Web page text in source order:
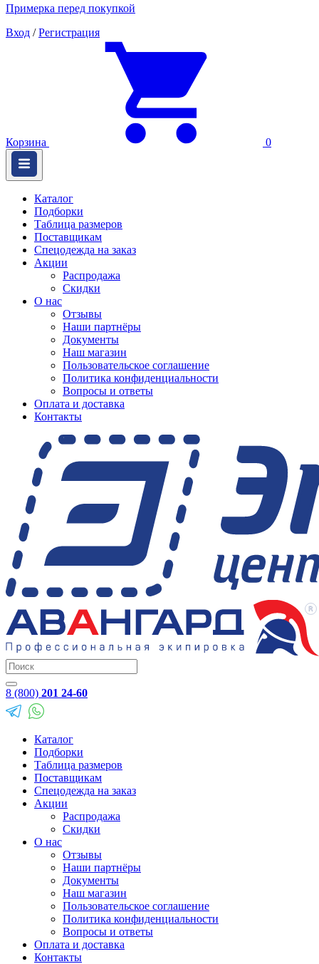
Примерка перед покупкой
Вход / Регистрация
Корзина 0
Каталог
Подборки
Таблица размеров
Поставщикам
Спецодежда на заказ
Акции
Распродажа
Скидки
О нас
Отзывы
Наши партнёры
Документы
Наш магазин
Пользовательское соглашение
Политика конфиденциальности
Вопросы и ответы
Оплата и доставка
Контакты
8 (800) 201 24-60
Каталог
Подборки
Таблица размеров
Поставщикам
Спецодежда на заказ
Акции
Распродажа
Скидки
О нас
Отзывы
Наши партнёры
Документы
Наш магазин
Пользовательское соглашение
Политика конфиденциальности
Вопросы и ответы
Оплата и доставка
Контакты